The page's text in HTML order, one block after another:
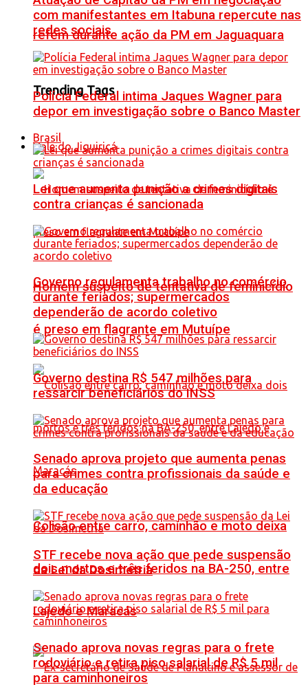
refém durante ação da PM em Jaguaquara
Trending Tags
Vale do Jiquiriçá
Homem suspeito de tentativa de feminicídio
é preso em flagrante em Mutuípe
Colisão entre carro, caminhão e moto deixa
dois mortos e três feridos na BA-250, entre
Lajedo e Maracás
com manifestantes em Itabuna repercute nas
redes sociais
Polícia Federal intima Jaques Wagner para
depor em investigação sobre o Banco Master
Brasil
Lei que aumenta punição a crimes digitais
contra crianças é sancionada
Governo regulamenta trabalho no comércio
durante feriados; supermercados
dependerão de acordo coletivo
Governo destina R$ 547 milhões para
ressarcir beneficiários do INSS
Senado aprova projeto que aumenta penas
para crimes contra profissionais da saúde e
da educação
STF recebe nova ação que pede suspensão
da Lei da Dosimetria
Senado aprova novas regras para o frete
rodoviário e retira piso salarial de R$ 5 mil
para caminhoneiros